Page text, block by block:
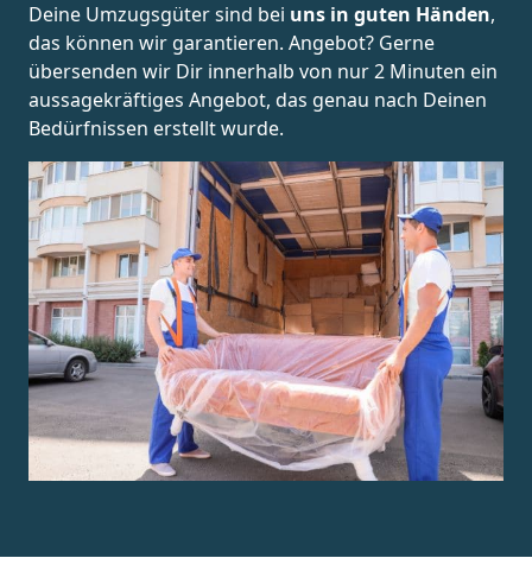
Deine Umzugsgüter sind bei uns in guten Händen,
das können wir garantieren. Angebot? Gerne
übersenden wir Dir innerhalb von nur 2 Minuten ein
aussagekräftiges Angebot, das genau nach Deinen
Bedürfnissen erstellt wurde.